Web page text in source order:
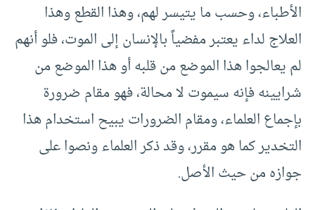
الأطباء، وحسب ما يتيسر لهم، وهذا القطع وهذا
العلاج لداء يعتبر مفضياً بالإنسان إلى الموت، فلو أنهم
لم يعالجوا هذا الموضع من قلبه أو هذا الموضع من
شرايينه فإنه سيموت لا محالة، فهو مقام ضرورة
بإجماع العلماء، ومقام الضرورات يبيح استخدام هذا
التخدير كما هو مقرر، وقد ذكر العلماء ونصوا على
جوازه من حيث الأصل.